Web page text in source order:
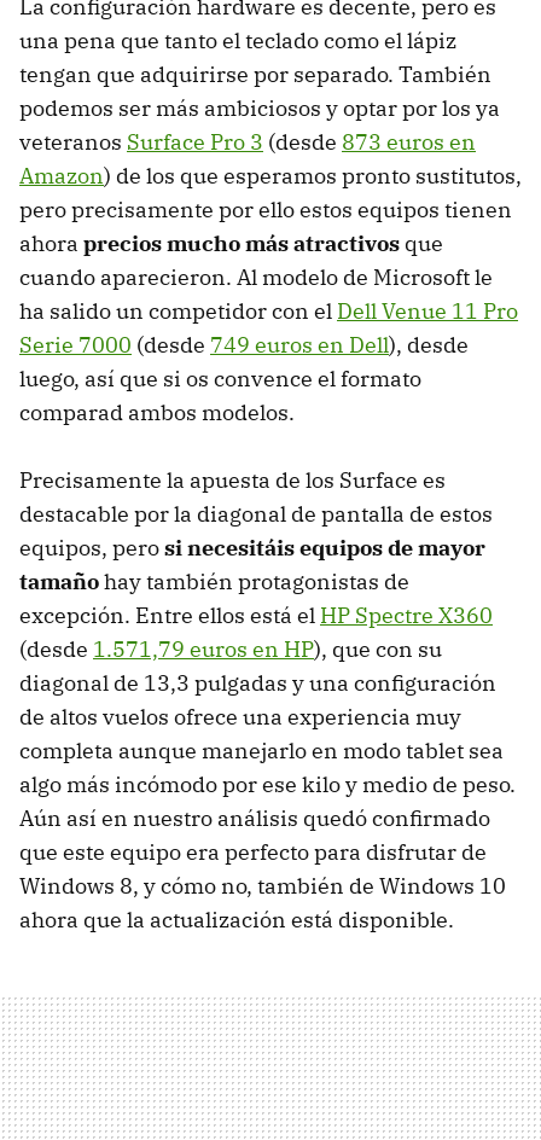
La configuración hardware es decente, pero es
una pena que tanto el teclado como el lápiz
tengan que adquirirse por separado. También
podemos ser más ambiciosos y optar por los ya
veteranos Surface Pro 3 (desde 873 euros en
Amazon) de los que esperamos pronto sustitutos,
pero precisamente por ello estos equipos tienen
ahora precios mucho más atractivos que
cuando aparecieron. Al modelo de Microsoft le
ha salido un competidor con el Dell Venue 11 Pro
Serie 7000 (desde 749 euros en Dell), desde
luego, así que si os convence el formato
comparad ambos modelos.
Precisamente la apuesta de los Surface es
destacable por la diagonal de pantalla de estos
equipos, perosi necesitáis equipos de mayor
tamañohay también protagonistas de
excepción. Entre ellos está el HP Spectre X360
(desde 1.571,79 euros en HP), que con su
diagonal de 13,3 pulgadas y una configuración
de altos vuelos ofrece una experiencia muy
completa aunque manejarlo en modo tablet sea
algo más incómodo por ese kilo y medio de peso.
Aún así en nuestro análisis quedó confirmado
que este equipo era perfecto para disfrutar de
Windows 8, y cómo no, también de Windows 10
ahora que la actualización está disponible.